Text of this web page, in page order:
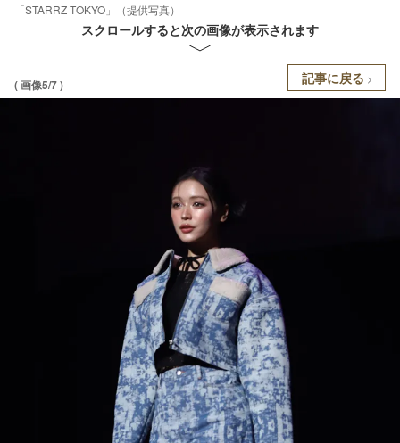
「STARRZ TOKYO」（提供写真）
スクロールすると次の画像が表示されます
( 画像5/7 ) 記事に戻る